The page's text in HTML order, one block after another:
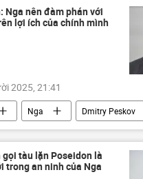
thương mại
Nga nên đàm phán với
lợi ích của chính mình
2025, 21:41
Nga
Dmitry Peskov
Hoa Kỳ
Chính trị
Thế giới
xung đột quân sự
tàu lặn Poseidon là
trong an ninh của Nga